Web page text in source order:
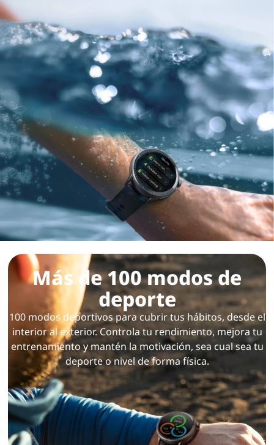
Más de 100 modos de
deporte
100 modos deportivos para cubrir tus hábitos, desde el
interior al exterior. Controla tu rendimiento, mejora tu
entrenamiento y mantén la motivación, sea cual sea tu
deporte o nivel de forma física.